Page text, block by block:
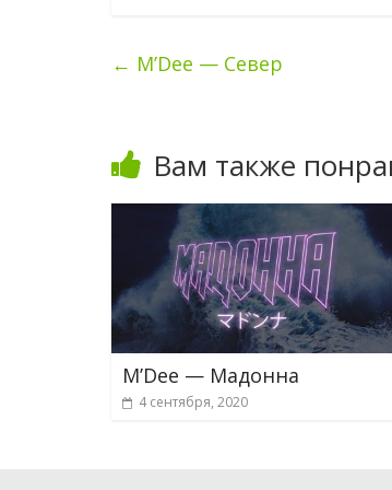
← M’Dee — Север
Вам также
M’Dee — Мадонна
4 сентября, 2020